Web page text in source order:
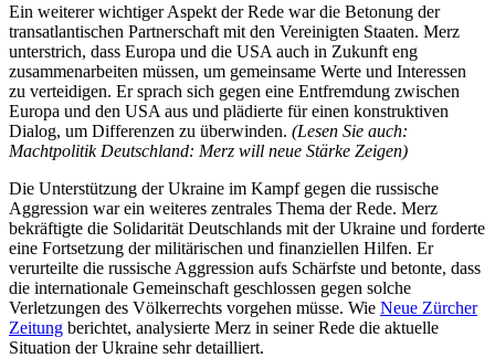
Ein weiterer wichtiger Aspekt der Rede war die Betonung der
transatlantischen Partnerschaft mit den Vereinigten Staaten. Merz
unterstrich, dass Europa und die USA auch in Zukunft eng
zusammenarbeiten müssen, um gemeinsame Werte und Interessen
zu verteidigen. Er sprach sich gegen eine Entfremdung zwischen
Europa und den USA aus und plädierte für einen konstruktiven
Dialog, um Differenzen zu überwinden. (Lesen Sie auch:
Machtpolitik Deutschland: Merz will neue Stärke Zeigen)
Die Unterstützung der Ukraine im Kampf gegen die russische
Aggression war ein weiteres zentrales Thema der Rede. Merz
bekräftigte die Solidarität Deutschlands mit der Ukraine und forderte
eine Fortsetzung der militärischen und finanziellen Hilfen. Er
verurteilte die russische Aggression aufs Schärfste und betonte, dass
die internationale Gemeinschaft geschlossen gegen solche
Verletzungen des Völkerrechts vorgehen müsse. Wie Neue Zürcher
Zeitung berichtet, analysierte Merz in seiner Rede die aktuelle
Situation der Ukraine sehr detailliert.